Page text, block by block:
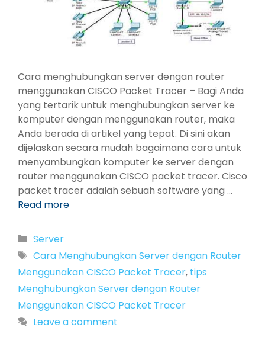
Cara menghubungkan server dengan router
menggunakan CISCO Packet Tracer – Bagi Anda
yang tertarik untuk menghubungkan server ke
komputer dengan menggunakan router, maka
Anda berada di artikel yang tepat. Di sini akan
dijelaskan secara mudah bagaimana cara untuk
menyambungkan komputer ke server dengan
router menggunakan CISCO packet tracer. Cisco
packet tracer adalah sebuah software yang …
Read more
Categories
Server
Tags
Cara Menghubungkan Server dengan Router
Menggunakan CISCO Packet Tracer, tips
Menghubungkan Server dengan Router
Menggunakan CISCO Packet Tracer
Leave a comment